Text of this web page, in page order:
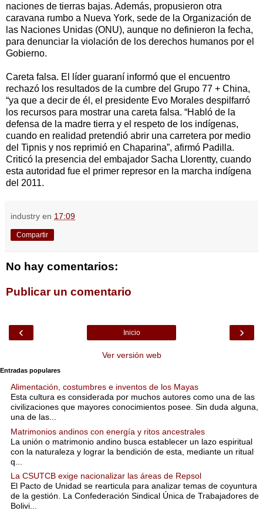
naciones de tierras bajas. Además, propusieron otra
caravana rumbo a Nueva York, sede de la Organización de
las Naciones Unidas (ONU), aunque no definieron la fecha,
para denunciar la violación de los derechos humanos por el
Gobierno.
Careta falsa. El líder guaraní informó que el encuentro
rechazó los resultados de la cumbre del Grupo 77 + China,
“ya que a decir de él, el presidente Evo Morales despilfarró
los recursos para mostrar una careta falsa. “Habló de la
defensa de la madre tierra y el respeto de los indígenas,
cuando en realidad pretendió abrir una carretera por medio
del Tipnis y nos reprimió en Chaparina”, afirmó Padilla.
Criticó la presencia del embajador Sacha Llorentty, cuando
esta autoridad fue el primer represor en la marcha indígena
del 2011.
industry en 17:09
Compartir
No hay comentarios:
Publicar un comentario
‹ ›
Inicio
Ver versión web
Entradas populares
Alimentación, costumbres e inventos de los Mayas
Esta cultura es considerada por muchos autores como una de las
civilizaciones que mayores conocimientos posee. Sin duda alguna,
una de las...
Matrimonios andinos con energía y ritos ancestrales
La unión o matrimonio andino busca establecer un lazo espiritual
con la naturaleza y lograr la bendición de esta, mediante un ritual
q...
La CSUTCB exige nacionalizar las áreas de Repsol
El Pacto de Unidad se rearticula para analizar temas de coyuntura
de la gestión. La Confederación Sindical Única de Trabajadores de
Bolivi...